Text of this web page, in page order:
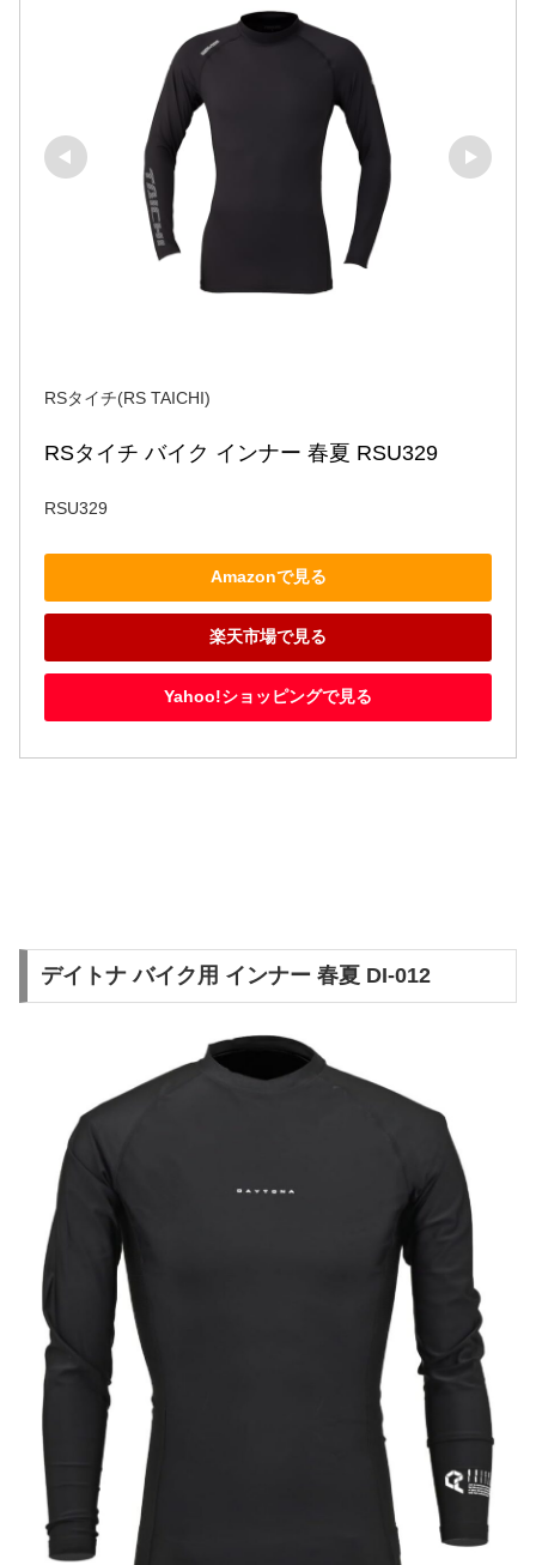
RSタイチ(RS TAICHI)
RSタイチ バイク インナー 春夏 RSU329
RSU329
Amazonで見る
楽天市場で見る
Yahoo!ショッピングで見る
デイトナ バイク用 インナー 春夏 DI-012